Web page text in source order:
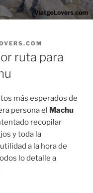
ruta para
más esperados de
persona el Machu
recopilar
y toda la
a la hora de
lo detalle a